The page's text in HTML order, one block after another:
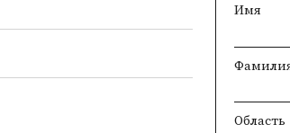
Имя
Область